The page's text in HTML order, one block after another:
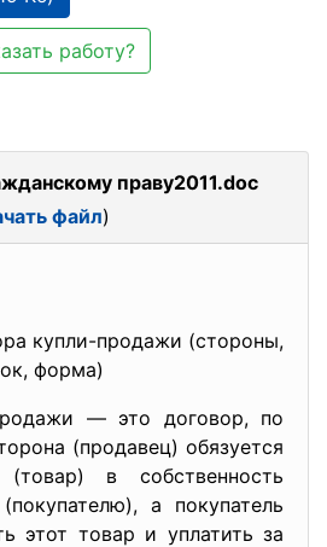
работу?
праву2011.doc
файл)
купли-продажи (стороны,
форма)
— это договор, по
(продавец) обязуется
в собственность
а покупатель
этот товар и уплатить за